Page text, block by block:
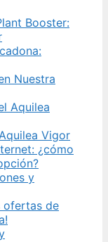
Booster:
Nuestra
Aquilea
Vigor
¿cómo
y
ofertas de